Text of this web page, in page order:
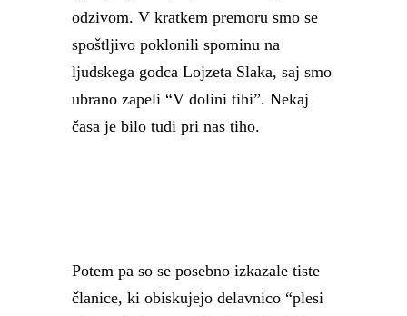
odzivom. V kratkem premoru smo se
spoštljivo poklonili spominu na
ljudskega godca Lojzeta Slaka, saj smo
ubrano zapeli “V dolini tihi”. Nekaj
časa je bilo tudi pri nas tiho.
Potem pa so se posebno izkazale tiste
članice, ki obiskujejo delavnico “plesi